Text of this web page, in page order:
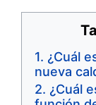
¿Cuál
nueva
¿Cuál